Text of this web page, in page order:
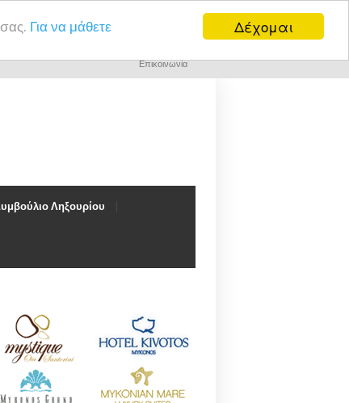
Δέχομαι
Για να μάθετε
Επικοινωνία
Ληξουρίου